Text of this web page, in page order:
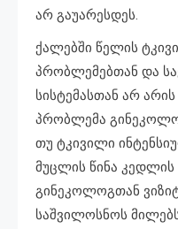
არ გაუარესდეს.
ქალებში წელის
პრობლემებთან და
სისტემასთან არ
პრობლემა
თუ ტკივილი
მუცლის წინა
გინეკოლოგთან
საშვილოსნოს